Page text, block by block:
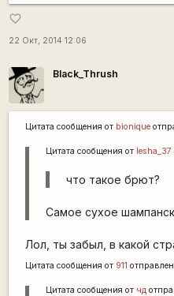
favorite_border
22 Окт, 2014 12:06
Black_Thrush
Цитата сообщения от bionique
Цитата сообщения от lesha_37
что такое брют?
Самое сухое
Лол, ты забыл, в какой
Цитата сообщения от 911
Цитата сообщения от чд